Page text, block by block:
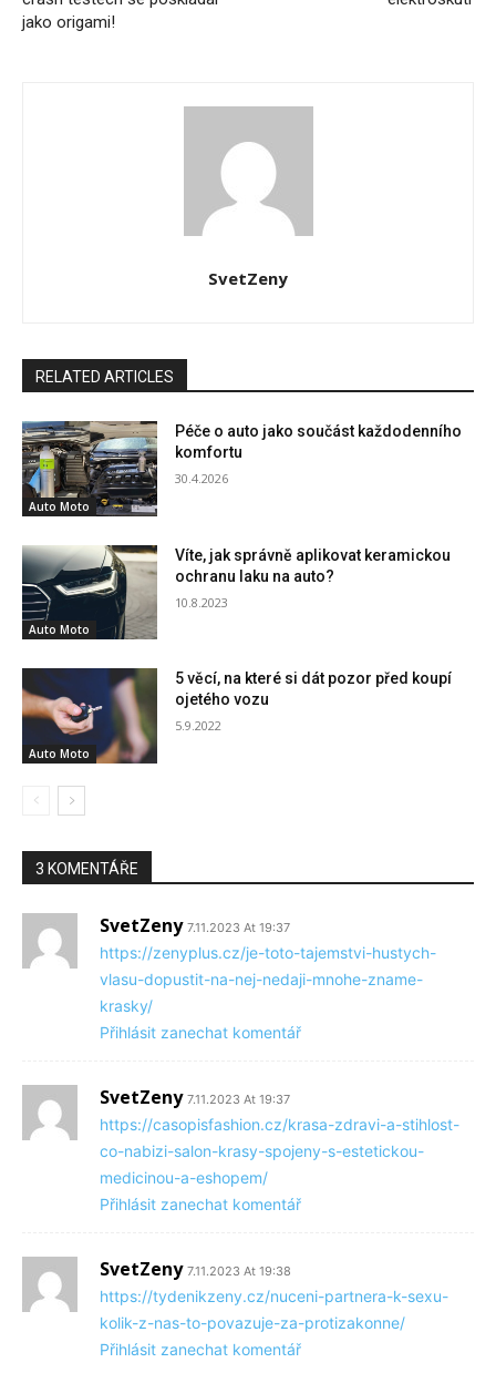
jako origami!
SvetZeny
RELATED ARTICLES
Auto Moto
Péče o auto jako součást každodenního
komfortu
30.4.2026
Auto Moto
Víte, jak správně aplikovat keramickou
ochranu laku na auto?
10.8.2023
Auto Moto
5 věcí, na které si dát pozor před koupí
ojetého vozu
5.9.2022
3 KOMENTÁŘE
SvetZeny 7.11.2023 At 19:37
https://zenyplus.cz/je-toto-tajemstvi-hustych-
vlasu-dopustit-na-nej-nedaji-mnohe-zname-
krasky/
Přihlásit zanechat komentář
SvetZeny 7.11.2023 At 19:37
https://casopisfashion.cz/krasa-zdravi-a-stihlost-
co-nabizi-salon-krasy-spojeny-s-estetickou-
medicinou-a-eshopem/
Přihlásit zanechat komentář
SvetZeny 7.11.2023 At 19:38
https://tydenikzeny.cz/nuceni-partnera-k-sexu-
kolik-z-nas-to-povazuje-za-protizakonne/
Přihlásit zanechat komentář